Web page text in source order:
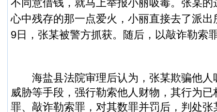
不同意借钱，就马上举报小丽吸毒。 张某的
心中残存的那一点爱火，小丽直接去了派出
9日，张某被警方抓获。随后，以敲诈勒索
海盐县法院审理后认为，张某欺骗他人
威胁等手段，强行勒索他人财物，其行为
罪、敲诈勒索罪，对其数罪并罚后，判处